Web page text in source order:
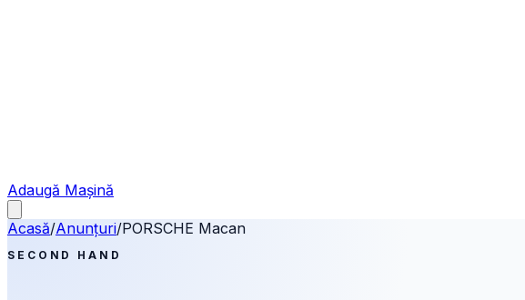
Adaugă Mașină
Acasă/Anunțuri/PORSCHE Macan
SECOND HAND